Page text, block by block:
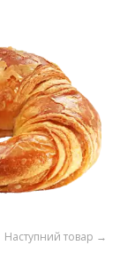
Наступний товар →